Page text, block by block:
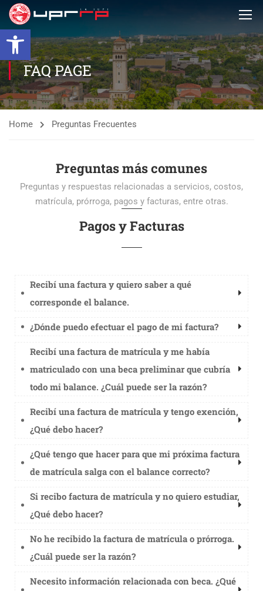
Open toolbar
FAQ PAGE
Home Preguntas Frecuentes
Preguntas más comunes
Preguntas y respuestas relacionadas a servicios, costos,
matrícula, prórroga, pagos y facturas, entre otras.
Pagos y Facturas
Recibí una factura y quiero saber a qué
corresponde el balance.
¿Dónde puedo efectuar el pago de mi factura?
Recibí una factura de matrícula y me había
matriculado con una beca preliminar que cubría
todo mi balance. ¿Cuál puede ser la razón?
Recibí una factura de matrícula y tengo exención,
¿Qué debo hacer?
¿Qué tengo que hacer para que mi próxima factura
de matrícula salga con el balance correcto?
Si recibo factura de matrícula y no quiero estudiar,
¿Qué debo hacer?
No he recibido la factura de matrícula o prórroga.
¿Cuál puede ser la razón?
Necesito información relacionada con beca. ¿Qué